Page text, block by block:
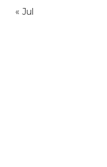
« Jul